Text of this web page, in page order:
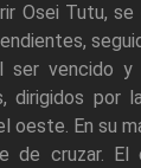
Osei Tutu,
ser vencido y
dirigidos por
oeste. En su
de cruzar. El